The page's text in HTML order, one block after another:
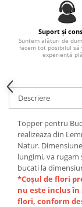
Alte evenimente
Ilustratii
Sporturi
Personaje
Porumbei
Diverse
Alte limbi
Engleza
Maghiara
Spaniola
Suport și
Suntem alături de
facem tot posibilul să
experiență
Descriere
Topper pentru
realizeaza din
Natur.
lungimi, va rugam
bucati la
*Coșul de flori
nu este inclus
flori, conform